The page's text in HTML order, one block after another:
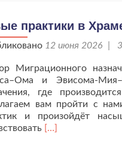
практики в
12 июня 2026 |
Миграционного
и Эвисома-
где
вам пройти с
и произойдёт
Читать
[…]